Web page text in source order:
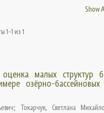
Show
1-1 из 1
оценка малых структур
озёрно-
; Токарчук, Светлана